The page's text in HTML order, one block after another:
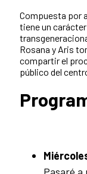
Compuesta por
tiene un
Rosana y Aris
compartir el
público del